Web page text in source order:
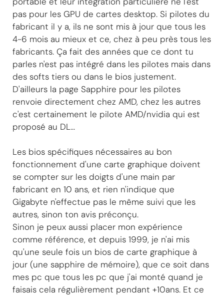
pas pour les GPU de cartes desktop. Si pilotes du
fabricant il y a, ils ne sont mis à jour que tous les
4-6 mois au mieux et ce, chez à peu près tous les
fabricants. Ça fait des années que ce dont tu
parles n'est pas intégré dans les pilotes mais dans
des softs tiers ou dans le bios justement.
D'ailleurs la page Sapphire pour les pilotes
renvoie directement chez AMD, chez les autres
c'est certainement le pilote AMD/nvidia qui est
proposé au DL...
Les bios spécifiques nécessaires au bon
fonctionnement d'une carte graphique doivent
se compter sur les doigts d'une main par
fabricant en 10 ans, et rien n'indique que
Gigabyte n'effectue pas le même suivi que les
autres, sinon ton avis préconçu.
Sinon je peux aussi placer mon expérience
comme référence, et depuis 1999, je n'ai mis
qu'une seule fois un bios de carte graphique à
jour (une sapphire de mémoire), que ce soit dans
mes pc que tous les pc que j'ai monté quand je
faisais cela régulièrement pendant +10ans. Et ce